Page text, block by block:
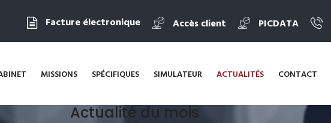
Facture électronique Accès client PICDATA
MISSIONS SPÉCIFIQUES SIMULATEUR ACTUALITÉS CONTACT
Actualité du mois